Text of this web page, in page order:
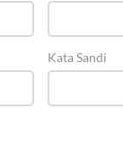
Kata Sandi